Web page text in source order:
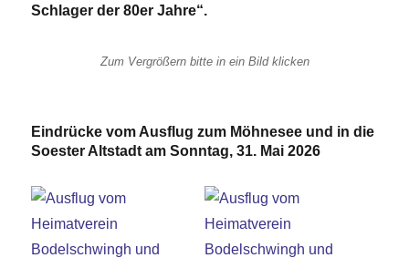
Schlager der 80er Jahre“.
Zum Vergrößern bitte in ein Bild klicken
Eindrücke vom Ausflug zum Möhnesee und in die
Soester Altstadt am Sonntag, 31. Mai 2026